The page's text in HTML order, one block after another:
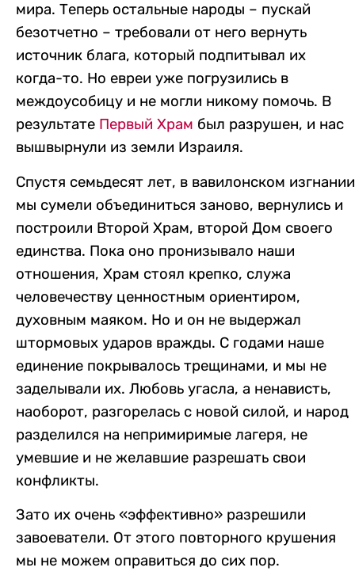
мира. Теперь остальные народы – пускай
безотчетно – требовали от него вернуть
источник блага, который подпитывал их
когда-то. Но евреи уже погрузились в
междоусобицу и не могли никому помочь. В
результате Первый Храм был разрушен, и нас
вышвырнули из земли Израиля.
Спустя семьдесят лет, в вавилонском изгнании
мы сумели объединиться заново, вернулись и
построили Второй Храм, второй Дом своего
единства. Пока оно пронизывало наши
отношения, Храм стоял крепко, служа
человечеству ценностным ориентиром,
духовным маяком. Но и он не выдержал
штормовых ударов вражды. С годами наше
единение покрывалось трещинами, и мы не
заделывали их. Любовь угасла, а ненависть,
наоборот, разгорелась с новой силой, и народ
разделился на непримиримые лагеря, не
умевшие и не желавшие разрешать свои
конфликты.
Зато их очень «эффективно» разрешили
завоеватели. От этого повторного крушения
мы не можем оправиться до сих пор.